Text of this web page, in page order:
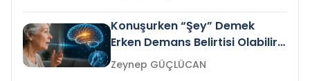
Konuşurken “Şey” Demek
Erken Demans Belirtisi Olabilir
mi?
Zeynep GÜÇLÜCAN